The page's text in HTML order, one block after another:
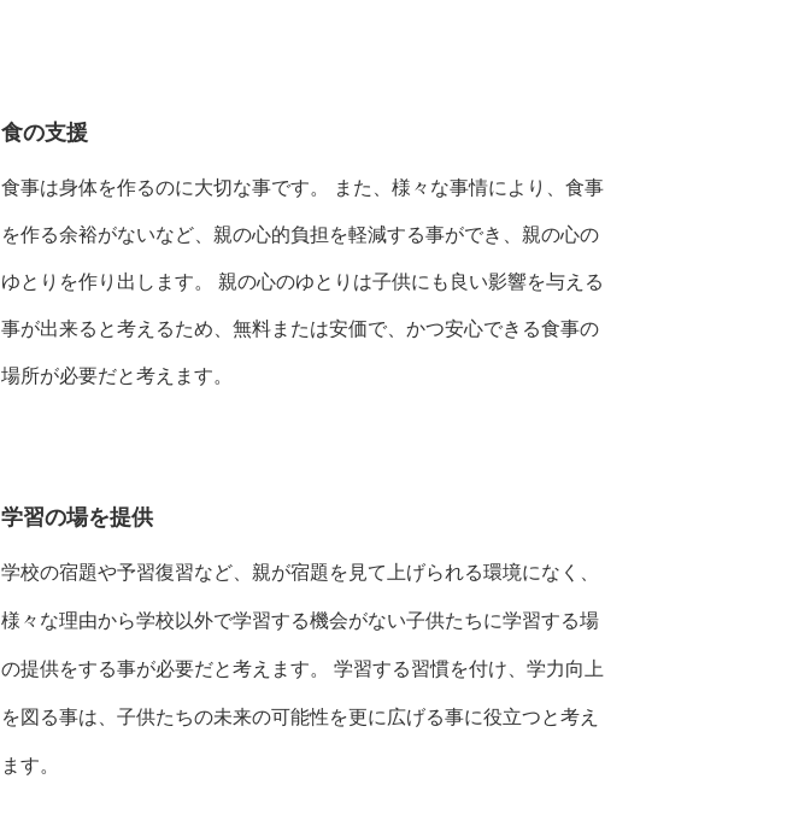
食の支援
食事は身体を作るのに大切な事です。 また、様々な事情により、食事
を作る余裕がないなど、親の心的負担を軽減する事ができ、親の心の
ゆとりを作り出します。 親の心のゆとりは子供にも良い影響を与える
事が出来ると考えるため、無料または安価で、かつ安心できる食事の
場所が必要だと考えます。
学習の場を提供
学校の宿題や予習復習など、親が宿題を見て上げられる環境になく、
様々な理由から学校以外で学習する機会がない子供たちに学習する場
の提供をする事が必要だと考えます。 学習する習慣を付け、学力向上
を図る事は、子供たちの未来の可能性を更に広げる事に役立つと考え
ます。